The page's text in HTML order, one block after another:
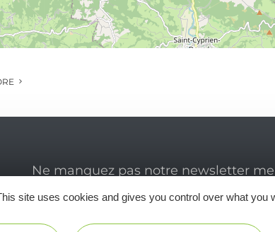
Ne manquez pas notre newsletter
inspirer pour profiter pleinement de
site uses cookies and gives you control over what you